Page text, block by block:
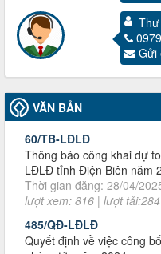
Gửi
VĂN BẢN
Công văn hướng dẫn
đoàn khi đơn vị sát nhập,
Thời gian đăng: 13/04/
lượt xem: 2001 | lượt
60/TB-LĐLĐ
Thông báo công khai dự
LĐLĐ tỉnh Điện Biên năm
Thời gian đăng: 28/04/2025
lượt xem: 816 | lượt tải:284
485/QĐ-LĐLĐ
Quyết định về việc công
nhà nước năm 2024
Thời gian đăng: 29/04/2025
lượt xem: 915 | lượt tải:253